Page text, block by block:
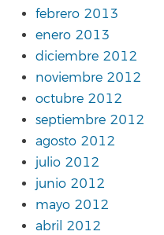
febrero 2013
enero 2013
diciembre 2012
noviembre 2012
octubre 2012
septiembre 2012
agosto 2012
julio 2012
junio 2012
mayo 2012
abril 2012